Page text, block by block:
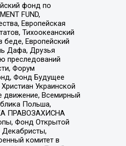
фонд по
FUND,
Европейская
Тихоокеанский
беде, Европейский
Дафа, Друзья
преследований
Форум
Фонд Будущее
Украинской
движение, Всемирный
Польша,
ПРАВОЗАХИСНА
Фонд Открытой
Декабристы,
комитет в